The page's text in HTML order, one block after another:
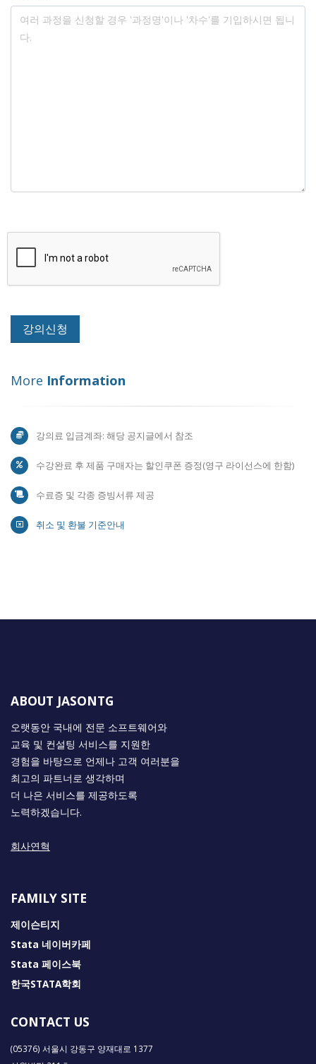
More Information
강의료 입금계좌: 해당 공지글에서 참조
수강완료 후 제품 구매자는 할인쿠폰 증정(영구 라이선스에 한함)
수료증 및 각종 증빙서류 제공
취소 및 환불 기준안내
ABOUT JASONTG
오랫동안 국내에 전문 소프트웨어와
교육 및 컨설팅 서비스를 지원한
경험을 바탕으로 언제나 고객 여러분을
최고의 파트너로 생각하며
더 나은 서비스를 제공하도록
노력하겠습니다.
회사연혁
FAMILY SITE
제이슨티지
Stata 네이버카페
Stata 페이스북
한국STATA학회
CONTACT US
(05376) 서울시 강동구 양재대로 1377